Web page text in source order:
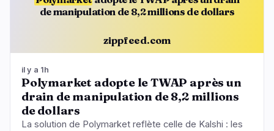
de manipulation de 8,2 millions de dollars
zippfeed.com
il y a 1h
Polymarket adopte le TWAP après un
drain de manipulation de 8,2 millions
de dollars
La solution de Polymarket reflète celle de Kalshi : les